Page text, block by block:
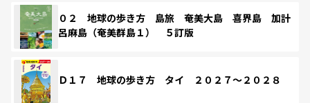
０２ 地球の歩き方 島旅 奄美大島 喜界島 加計
呂麻島（奄美群島１） ５訂版
Ｄ１７ 地球の歩き方 タイ ２０２７～２０２８